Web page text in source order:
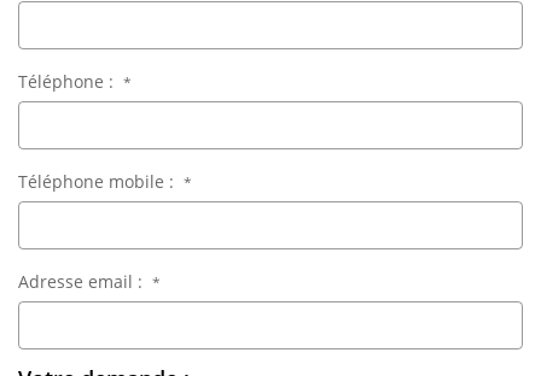
Téléphone : *
Téléphone mobile : *
Adresse email : *